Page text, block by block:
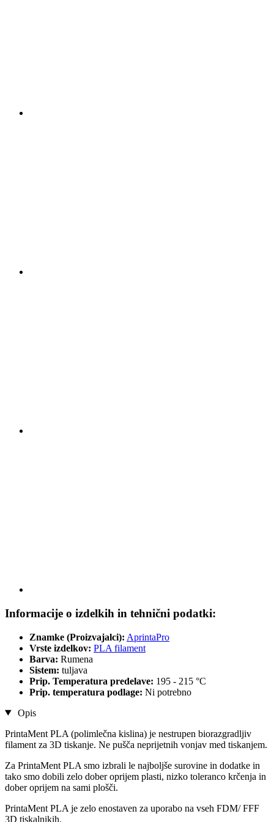
Informacije o izdelkih in tehnični podatki:
Znamke (Proizvajalci): AprintaPro
Vrste izdelkov: PLA filament
Barva: Rumena
Sistem: tuljava
Prip. Temperatura predelave: 195 - 215 °C
Prip. temperatura podlage: Ni potrebno
Opis
PrintaMent PLA (polimlečna kislina) je nestrupen biorazgradljiv
filament za 3D tiskanje. Ne pušča neprijetnih vonjav med tiskanjem.
Za PrintaMent PLA smo izbrali le najboljše surovine in dodatke in
tako smo dobili zelo dober oprijem plasti, nizko toleranco krčenja in
dober oprijem na sami plošči.
PrintaMent PLA je zelo enostaven za uporabo na vseh FDM/ FFF
3D tiskalnikih.